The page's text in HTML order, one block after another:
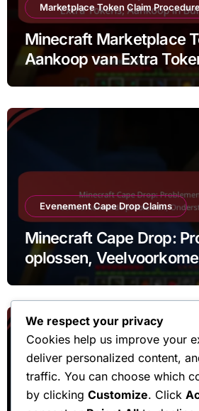
Marketplace Token Claim
Minecraft Marketplace
Aankoop van Extra
in Bulk, Kortingen
Evenement Cape Drop Claims
Minecraft Cape Drop:
oplossen,
problemen,
Giftcode-inwisselingsprocessen
We respect your privacy
Cookies help us improve your
deliver personalized content,
traffic. You can choose which
by clicking Customize. Click